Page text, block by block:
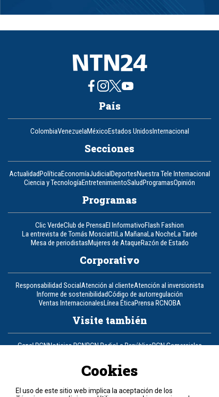
1
8
País
ColombiaVenezuelaMéxicoEstados UnidosInternacional
Secciones
ActualidadPolíticaEconomíaJudicialDeportesNuestra Tele Internacional
Ciencia y TecnologíaEntretenimientoSaludProgramasOpinión
Programas
Clic VerdeClub de PrensaEl InformativoFlash Fashion
La entrevista de Tomás MosciattiLa MañanaLa NocheLa Tarde
Mesa de periodistasMujeres de AtaqueRazón de Estado
Corporativo
Responsabilidad SocialAtención al clienteAtención al inversionista
Informe de sostenibilidadCódigo de autorregulación
Ventas InternacionalesLínea ÉticaPrensa RCNOBA
Visite también
Canal RCNNoticias RCNRCN RadioLa RepúblicaRCN Comerciales
Un producto de RCN Televisión
Contáctenos
Cookies
El uso de este sitio web implica la aceptación de los